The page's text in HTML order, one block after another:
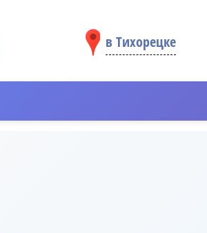
в Тихорецке